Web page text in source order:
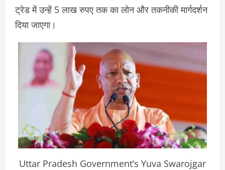
ट्रेड में उन्हें 5 लाख रुपए तक का लोन और तकनीकी मार्गदर्शन
दिया जाएगा।
Uttar Pradesh Government’s Yuva Swarojgar